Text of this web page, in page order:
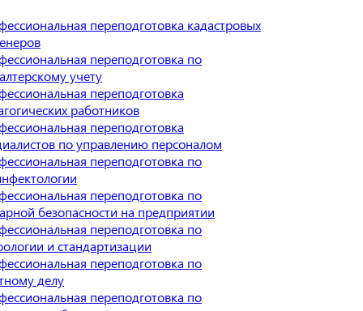
переподготовка кадастровых
переподготовка по
учету
переподготовка
работников
переподготовка
по управлению персоналом
переподготовка по
переподготовка по
безопасности на предприятии
переподготовка по
и стандартизации
переподготовка по
делу
переподготовка по